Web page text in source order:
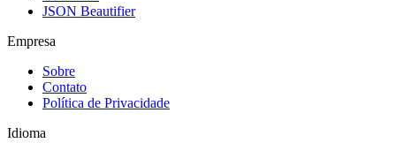
JSON Beautifier
Empresa
Sobre
Contato
Política de Privacidade
Idioma